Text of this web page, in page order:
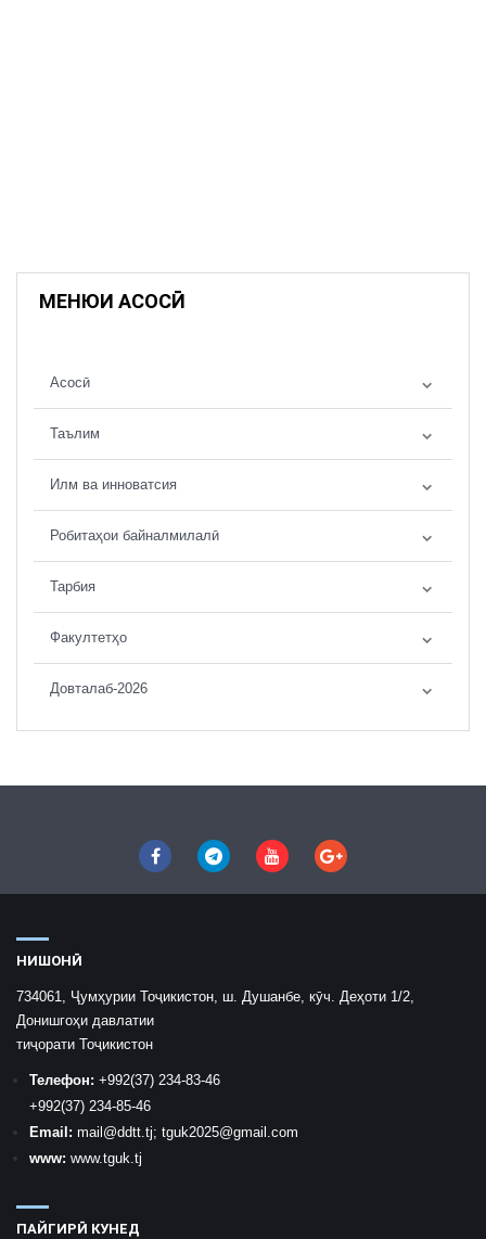
МЕНЮИ АСОСӢ
Асосӣ
Таълим
Илм ва инноватсия
Робитаҳои байналмилалӣ
Тарбия
Факултетҳо
Довталаб-2026
НИШОНӢ
734061, Ҷумҳурии Тоҷикистон, ш. Душанбе, кӯч. Деҳоти 1/2,
Донишгоҳи давлатии
тиҷорати Тоҷикистон
Телефон: +992(37) 234-83-46
+992(37) 234-85-46
Email: mail @ddtt.tj; tguk2025@gmail.com
www: www.tguk.tj
ПАЙГИРӢ КУНЕД